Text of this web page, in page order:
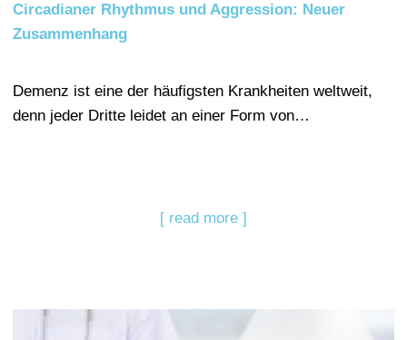
Circadianer Rhythmus und Aggression: Neuer
Zusammenhang
Demenz ist eine der häufigsten Krankheiten weltweit,
denn jeder Dritte leidet an einer Form von…
[ read more ]